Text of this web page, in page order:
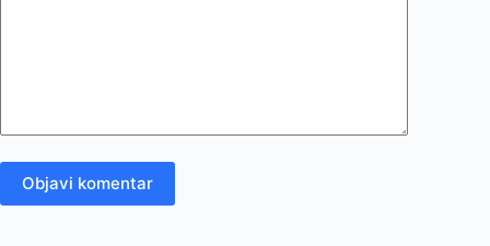
Objavi komentar